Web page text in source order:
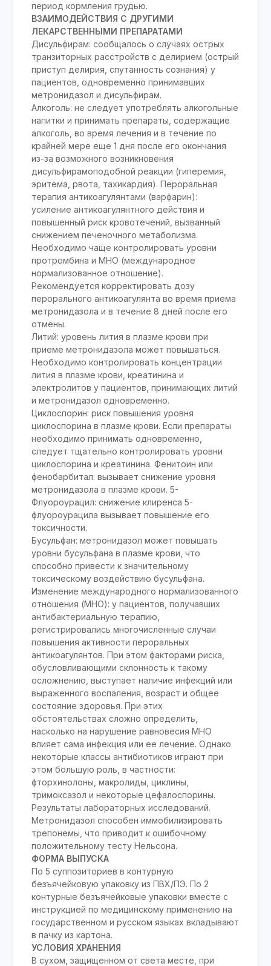
период кормления грудью.
ВЗАИМОДЕЙСТВИЯ С ДРУГИМИ
ЛЕКАРСТВЕННЫМИ ПРЕПАРАТАМИ
Дисульфирам: сообщалось о случаях острых
транзиторных расстройств с делирием (острый
приступ делирия, спутанность сознания) у
пациентов, одновременно принимавших
метронидазол и дисульфирам.
Алкоголь: не следует употреблять алкогольные
напитки и принимать препараты, содержащие
алкоголь, во время лечения и в течение по
крайней мере еще 1 дня после его окончания
из-за возможного возникновения
дисульфирамоподобной реакции (гиперемия,
эритема, рвота, тахикардия). Пероральная
терапия антикоагулянтами (варфарин):
усиление антикоагулянтного действия и
повышенный риск кровотечений, вызванный
снижением печеночного метаболизма.
Необходимо чаще контролировать уровни
протромбина и МНО (международное
нормализованное отношение).
Рекомендуется корректировать дозу
перорального антикоагулянта во время приема
метронидазола и в течение 8 дней после его
отмены.
Литий: уровень лития в плазме крови при
приеме метронидазола может повышаться.
Необходимо контролировать концентрации
лития в плазме крови, креатинина и
электролитов у пациентов, принимающих литий
и метронидазол одновременно.
Циклоспорин: риск повышения уровня
циклоспорина в плазме крови. Если препараты
необходимо принимать одновременно,
следует тщательно контролировать уровни
циклоспорина и креатинина. Фенитоин или
фенобарбитал: вызывает снижение уровня
метронидазола в плазме крови. 5-
Флуороурацил: снижение клиренса 5-
флуороурацила вызывает повышение его
токсичности.
Бусульфан: метронидазол может повышать
уровни бусульфана в плазме крови, что
способно привести к значительному
токсическому воздействию бусульфана.
Изменение международного нормализованного
отношения (МНО): у пациентов, получавших
антибактериальную терапию,
регистрировались многочисленные случаи
повышения активности пероральных
антикоагулянтов. При этом факторами риска,
обусловливающими склонность к такому
осложнению, выступает наличие инфекций или
выраженного воспаления, возраст и общее
состояние здоровья. При этих
обстоятельствах сложно определить,
насколько на нарушение равновесия МНО
влияет сама инфекция или ее лечение. Однако
некоторые классы антибиотиков играют при
этом большую роль, в частности:
фторхинолоны, макролиды, циклины,
тримоксазол и некоторые цефалоспорины.
Результаты лабораторных исследований.
Метронидазол способен иммобилизировать
трепонемы, что приводит к ошибочному
положительному тесту Нельсона.
ФОРМА ВЫПУСКА
По 5 суппозиториев в контурную
безъячейковую упаковку из ПВХ/ПЭ. По 2
контурные безъячейковые упаковки вместе с
инструкцией по медицинскому применению на
государственном и русском языках вкладывают
в пачку из картона.
УСЛОВИЯ ХРАНЕНИЯ
В сухом, защищенном от света месте, при